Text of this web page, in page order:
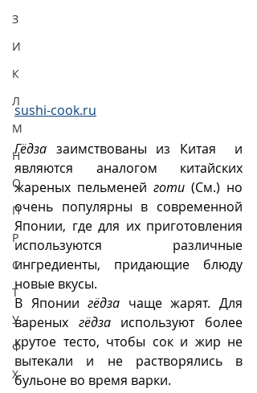
З
И
К
Л
М
Н
О
П
Р
С
Т
У
Ф
Х
sushi-cook.ru
Гёдза заимствованы из Китая  и
являются аналогом китайских
жареных пельменей готи (См.) но
очень популярны в современной
Японии, где для их приготовления
используются различные
ингредиенты, придающие блюду
новые вкусы.
В Японии гёдза чаще жарят. Для
вареных гёдза используют более
крутое тесто, чтобы сок и жир не
вытекали и не растворялись в
бульоне во время варки.